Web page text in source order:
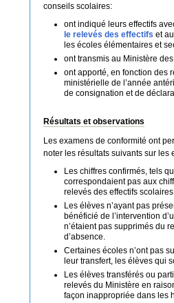
conseils scolaires:
ont indiqué leurs effectifs
le relevés des effectifs et
les écoles élémentaires et
ont transmis au Ministère
ont apporté, en fonction des
ministérielle de l’année
de consignation et de
Résultats et observations
Les examens de conformité ont
noter les résultats suivants sur les
Les chiffres confirmés, tels
correspondaient pas aux
relevés des effectifs
Les élèves n’ayant pas
bénéficié de l’intervention
n’étaient pas supprimés du
d’absence.
Certaines écoles n’ont pas
leur transfert, les élèves qui
Les élèves transférés ou
relevés du Ministère en
façon inappropriée dans les